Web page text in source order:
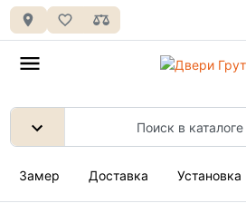
Замер Доставка Установка